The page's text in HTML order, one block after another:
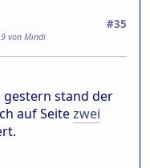
#35
von Mindi
gestern stand der
auf Seitezwei